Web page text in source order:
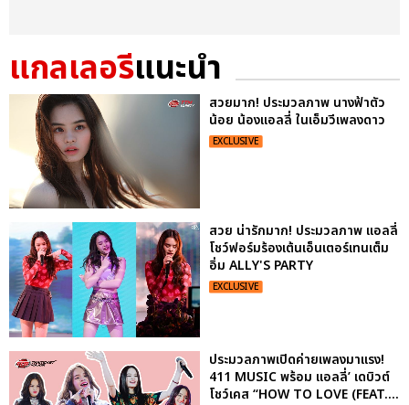
แกลเลอรีแนะนำ
สวยมาก! ประมวลภาพ นางฟ้าตัว
น้อย น้องแอลลี่ ในเอ็มวีเพลงดาว
EXCLUSIVE
สวย น่ารักมาก! ประมวลภาพ แอลลี่
โชว์ฟอร์มร้องเต้นเอ็นเตอร์เทนเต็ม
อิ่ม ALLY'S PARTY
EXCLUSIVE
ประมวลภาพเปิดค่ายเพลงมาแรง!
411 MUSIC พร้อม แอลลี่’ เดบิวต์
โชว์เคส “HOW TO LOVE (FEAT....